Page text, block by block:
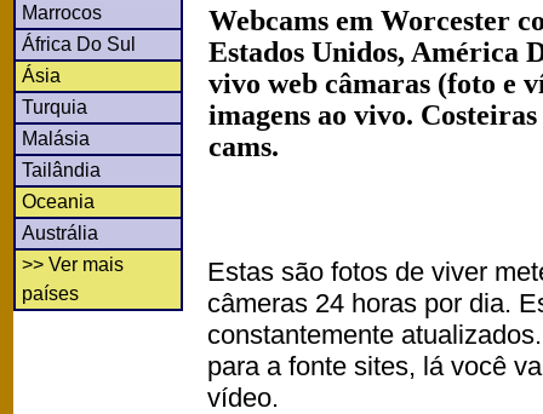
Marrocos
África Do Sul
Ásia
Turquia
Malásia
Tailândia
Oceania
Austrália
>> Ver mais
países
Webcams em Worcester
Estados Unidos, América
vivo web câmaras (foto e
imagens ao vivo.
cams.
Estas são fotos de viver
câmeras 24 horas por dia.
constantemente
para a fonte sites, lá você
vídeo.